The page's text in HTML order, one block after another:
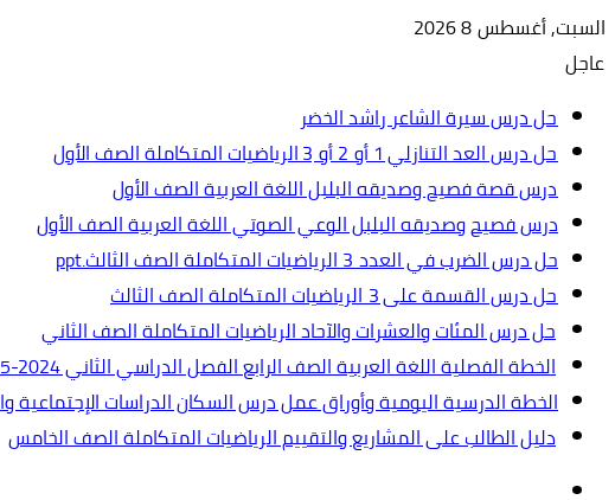
السبت, أغسطس 8 2026
عاجل
حل درس سيرة الشاعر راشد الخضر
حل درس العد التنازلي 1 أو 2 أو 3 الرياضيات المتكاملة الصف الأول
درس قصة فصيح وصديقه البلبل اللغة العربية الصف الأول
درس فصيح وصديقه البلبل الوعي الصوتي اللغة العربية الصف الأول
حل درس الضرب في العدد 3 الرياضيات المتكاملة الصف الثالث.ppt
حل درس القسمة على 3 الرياضيات المتكاملة الصف الثالث
حل درس المئات والعشرات والآحاد الرياضيات المتكاملة الصف الثاني
الخطة الفصلية اللغة العربية الصف الرابع الفصل الدراسي الثاني 2024-2025
الخطة الدرسية اليومية وأوراق عمل درس السكان الدراسات الإجتماعية
دليل الطالب على المشاريع والتقييم الرياضيات المتكاملة الصف الخامس